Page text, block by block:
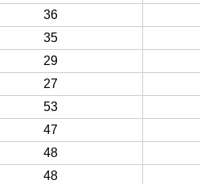
36
35
29
27
53
47
48
48